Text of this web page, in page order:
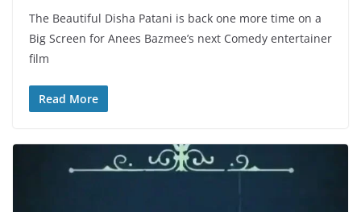
The Beautiful Disha Patani is back one more time on a
Big Screen for Anees Bazmee’s next Comedy entertainer
film
Read More